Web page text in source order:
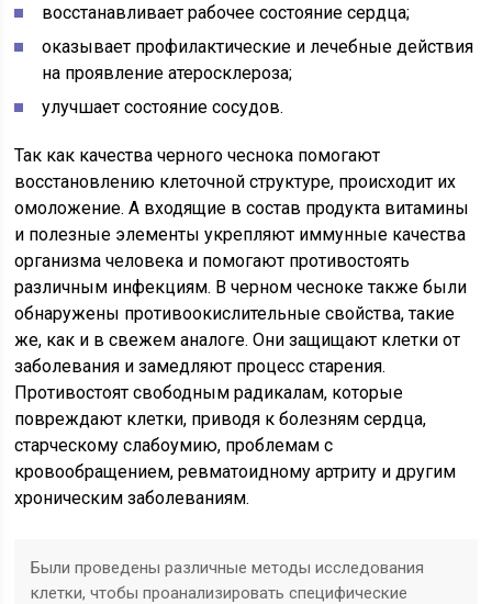
восстанавливает рабочее состояние сердца;
оказывает профилактические и лечебные действия
на проявление атеросклероза;
улучшает состояние сосудов.
Так как качества черного чеснока помогают
восстановлению клеточной структуре, происходит их
омоложение. А входящие в состав продукта витамины
и полезные элементы укрепляют иммунные качества
организма человека и помогают противостоять
различным инфекциям. В черном чесноке также были
обнаружены противоокислительные свойства, такие
же, как и в свежем аналоге. Они защищают клетки от
заболевания и замедляют процесс старения.
Противостоят свободным радикалам, которые
повреждают клетки, приводя к болезням сердца,
старческому слабоумию, проблемам с
кровообращением, ревматоидному артриту и другим
хроническим заболеваниям.
Были проведены различные методы исследования
клетки, чтобы проанализировать специфические